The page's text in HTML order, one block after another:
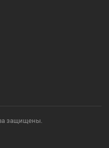
защищены.